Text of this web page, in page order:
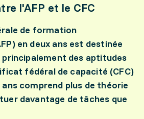
l'AFP et le CFC
de formation
en deux ans est destinée
principalement des aptitudes
fédéral de capacité (CFC)
comprend plus de théorie
davantage de tâches que